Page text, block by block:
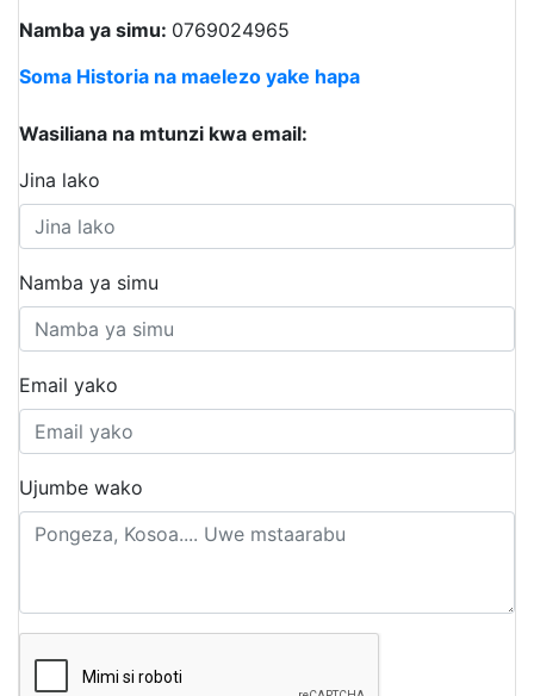
Namba ya simu: 0769024965
Soma Historia na maelezo yake hapa
Wasiliana na mtunzi kwa email:
Jina lako
Namba ya simu
Email yako
Ujumbe wako